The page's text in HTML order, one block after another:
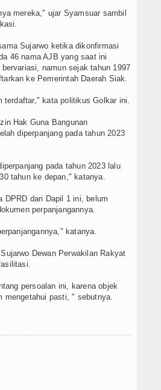
mereka," ujar Syamsuar sambil
Sujarwo ketika dikonfirmasi
46 nama AJB yang saat ini
namun sejak tahun 1997
ke Pemerintah Daerah Siak.
terdaftar," kata politikus Golkar ini.
Hak Guna Bangunan
diperpanjang pada tahun 2023
pada tahun 2023 lalu
tahun ke depan," katanya.
DPRD dari Dapil 1 ini, belum
perpanjangannya.
katanya.
Dewan Perwakilan Rakyat
persoalan ini, karena objek
mengetahui pasti, " sebutnya.